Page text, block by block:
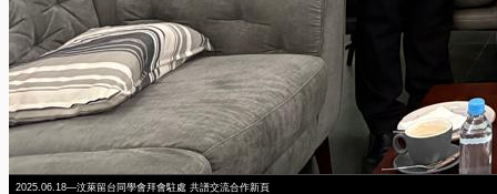
2025.06.18—汶萊留台同學會拜會駐處 共譜交流合作新頁